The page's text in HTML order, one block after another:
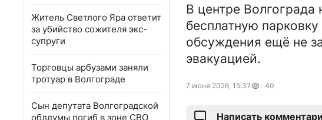
Житель Светлого Яра ответит
за убийство сожителя экс-
супруги
Торговцы арбузами заняли
тротуар в Волгограде
Сын депутата Волгоградской
облдумы погиб в зоне СВО
В центре Волгограда
бесплатную
обсуждения ещё не
эвакуацией.
7 июня 2026, 15:37 40
Написать